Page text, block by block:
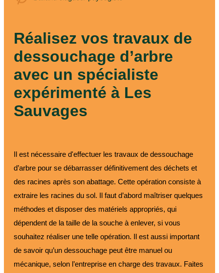
Réalisez vos travaux de
dessouchage d’arbre
avec un spécialiste
expérimenté à Les
Sauvages
Il est nécessaire d'effectuer les travaux de dessouchage
d’arbre pour se débarrasser définitivement des déchets et
des racines après son abattage. Cette opération consiste à
extraire les racines du sol. Il faut d’abord maîtriser quelques
méthodes et disposer des matériels appropriés, qui
dépendent de la taille de la souche à enlever, si vous
souhaitez réaliser une telle opération. Il est aussi important
de savoir qu’un dessouchage peut être manuel ou
mécanique, selon l’entreprise en charge des travaux. Faites